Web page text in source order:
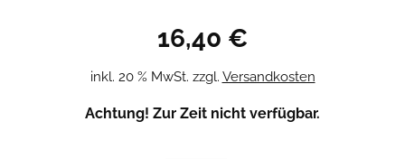
16,40 €
inkl. 20 % MwSt. zzgl. Versandkosten
Achtung! Zur Zeit nicht verfügbar.